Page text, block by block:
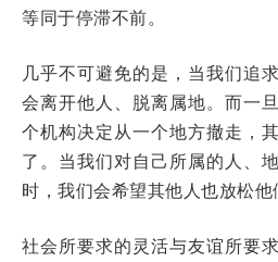
等同于停滞不前。
几乎不可避免的是，当我们追
会离开他人、脱离属地。而一
个机构决定从一个地方撤走，
了。当我们对自己所属的人、
时，我们会希望其他人也放松他
社会所要求的灵活与友谊所要